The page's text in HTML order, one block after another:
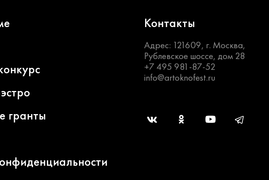
гранты
Контакты
Адрес: 121609, г. Москва,
Рублевское шоссе, дом 28
+7 495 981-87-52
info@artoknofest.ru